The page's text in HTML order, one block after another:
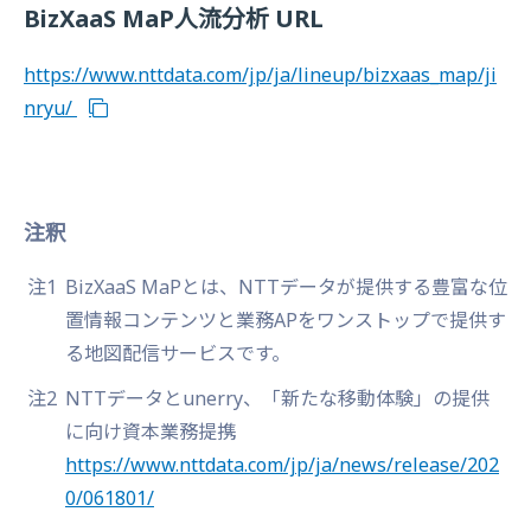
BizXaaS MaP人流分析 URL
https://www.nttdata.com/jp/ja/lineup/bizxaas_map/ji
nryu/
注釈
注1 BizXaaS MaPとは、NTTデータが提供する豊富な位
置情報コンテンツと業務APをワンストップで提供す
る地図配信サービスです。
注2 NTTデータとunerry、「新たな移動体験」の提供
に向け資本業務提携
https://www.nttdata.com/jp/ja/news/release/202
0/061801/